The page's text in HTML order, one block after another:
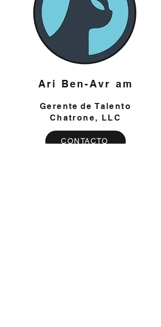
Ari Ben-Avr am
Gerente de Talento
Chatrone, LLC
CONTACTO